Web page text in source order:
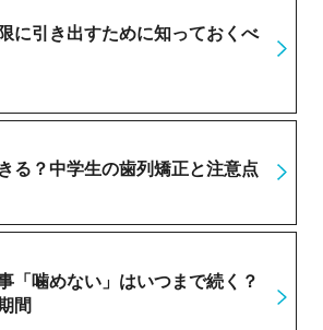
に引き出すために知っておくべ
る？中学生の歯列矯正と注意点
「噛めない」はいつまで続く？
間